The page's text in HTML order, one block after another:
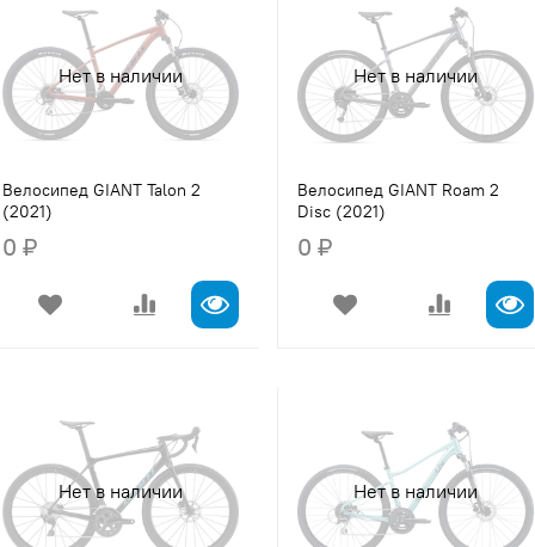
Нет в наличии
Велосипед GIANT Talon 2
(2021)
0 ₽
Нет в наличии
Велосипед GIANT Roam 2
Disc (2021)
0 ₽
Нет в наличии Нет в наличии